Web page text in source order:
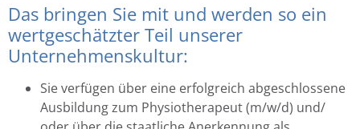
Das bringen Sie mit und werden so ein
wertgeschätzter Teil unserer
Unternehmenskultur:
Sie verfügen über eine erfolgreich abgeschlossene
Ausbildung zum Physiotherapeut (m/w/d) und/